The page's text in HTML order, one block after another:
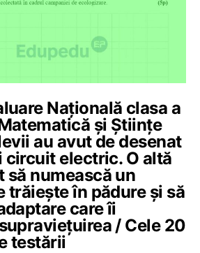
Națională clasa a
și Științe
au avut de desenat
circuit electric. O altă
să numească un
trăiește în pădure și să
care îi
/ Cele 20
testării